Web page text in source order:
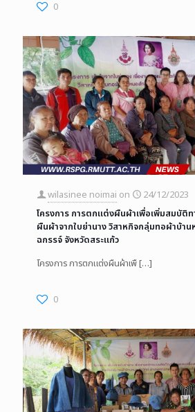
0
wilasinee noimai on
24/12/2023
โครงการ การตกแต่งผืนผ้าเพื่อเพิ่มสมบัติท
ผืนผ้าจากใบย่านาง วิสาหกิจกลุ่มทอผ้าบ้าน
ฉกรรจ์ จังหวัดสระแก้ว
โครงการ การตกแต่งผืนผ้าเพื[…]
0